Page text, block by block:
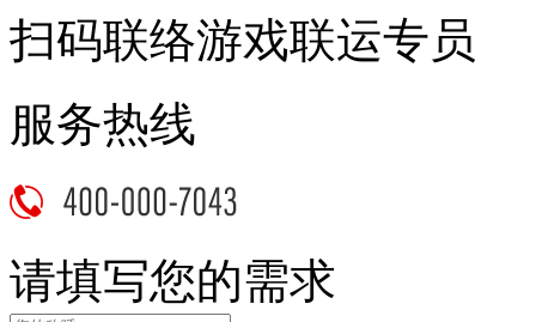
扫码联络游戏联运专员
服务热线
请填写您的需求